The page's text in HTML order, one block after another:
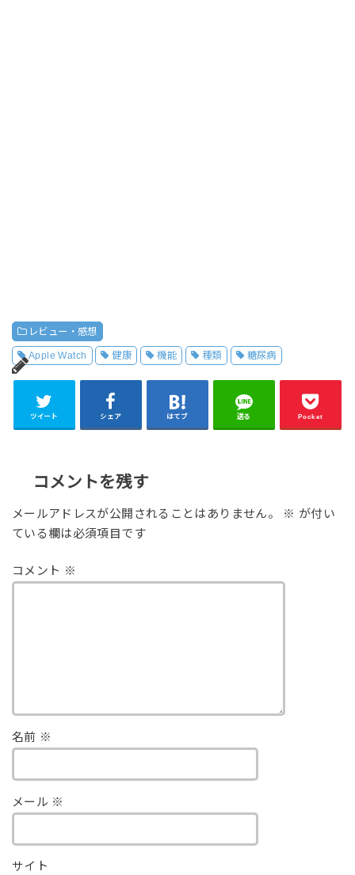
レビュー・感想
Apple Watch 健康 機能 種類 糖尿病
ツイート シェア はてブ 送る Pocket
コメントを残す
メールアドレスが公開されることはありません。 ※ が付い
ている欄は必須項目です
コメント ※
名前 ※
メール ※
サイト